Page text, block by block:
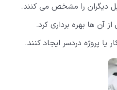
دیگران را مشخص می کنند.
آن ها بهره برداری کرد.
پروژه دردسر ایجاد کنند.